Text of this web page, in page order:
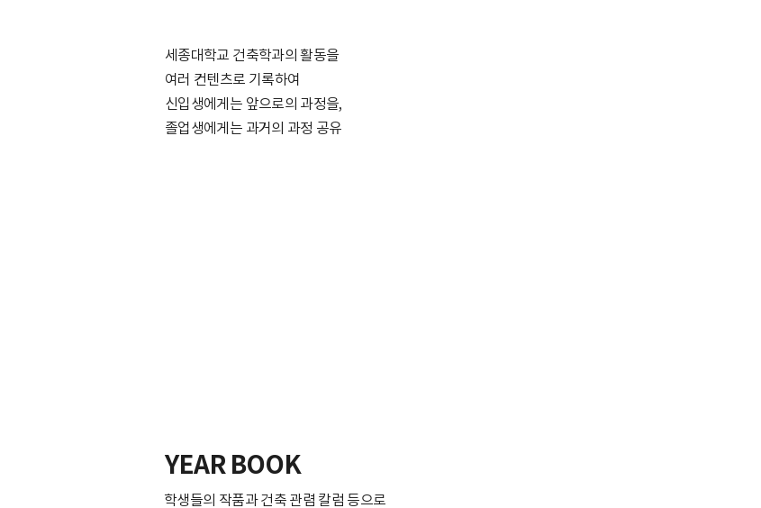
세종대학교 건축학과의 활동을
여러 컨텐츠로 기록하여
신입생에게는 앞으로의 과정을,
졸업생에게는 과거의 과정 공유
YEAR BOOK
학생들의 작품과 건축 관렴 칼럼 등으로